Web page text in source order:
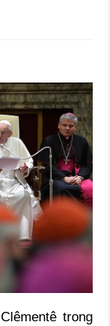
trong